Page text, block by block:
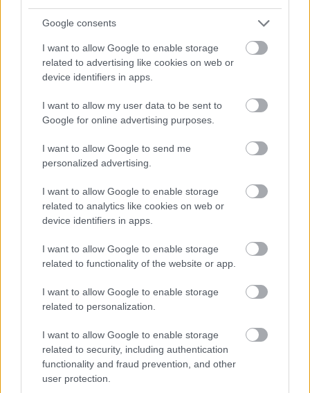
Google consents
I want to allow Google to enable storage
related to advertising like cookies on web or
device identifiers in apps.
I want to allow my user data to be sent to
Google for online advertising purposes.
I want to allow Google to send me
personalized advertising.
I want to allow Google to enable storage
related to analytics like cookies on web or
device identifiers in apps.
I want to allow Google to enable storage
related to functionality of the website or app.
I want to allow Google to enable storage
related to personalization.
I want to allow Google to enable storage
related to security, including authentication
functionality and fraud prevention, and other
user protection.
Babát vár Szabó Zsófi...
építészke •2026. május 09.
Miközben nemrég még sokan azt találgatták, hogy a
címbéli színésznő marad-e a TV2 berkein belül,
addig az érintett hatalmas hírrel lepte meg rajongóit
tegnap este: arról posztolt, ugyanis, hogy ismét
anyai örömök elé néz. A fiatal műsorvezető
magánéletével korábban sokat foglalkozott a
bulvársajtó,…